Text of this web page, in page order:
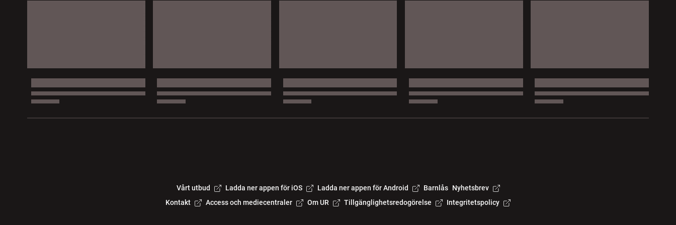
Vårt utbud Ladda ner appen för iOS Ladda ner appen för Android Barnlås Nyhetsbrev
Kontakt
Access och mediecentraler Om UR Tillgänglighetsredogörelse Integritetspolicy